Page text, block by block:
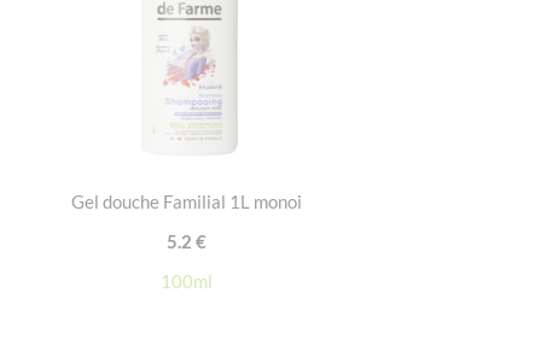
Gel douche Familial 1L monoi
5.2 €
100ml